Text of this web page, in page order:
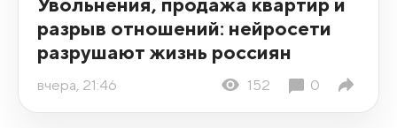
разрыв отношений: нейросети
разрушают жизнь россиян
вчера, 21:46 152 0